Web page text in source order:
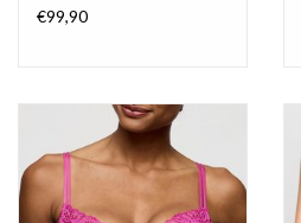
€99,90